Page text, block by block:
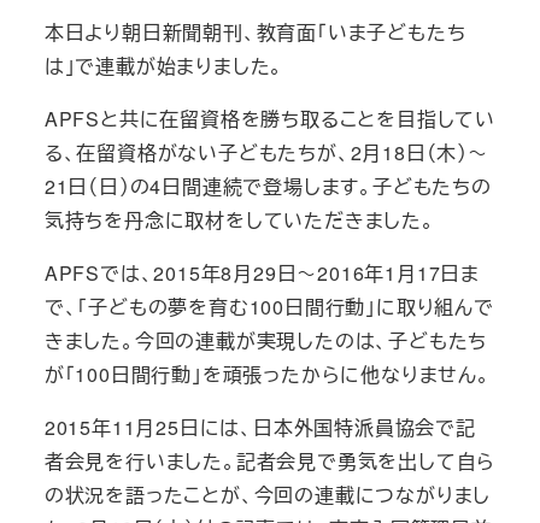
本日より朝日新聞朝刊、教育面「いま子どもたち
は」で連載が始まりました。
APFSと共に在留資格を勝ち取ることを目指してい
る、在留資格がない子どもたちが、2月18日（木）～
21日（日）の4日間連続で登場します。子どもたちの
気持ちを丹念に取材をしていただきました。
APFSでは、2015年8月29日～2016年1月17日ま
で、「子どもの夢を育む100日間行動」に取り組んで
きました。今回の連載が実現したのは、子どもたち
が「100日間行動」を頑張ったからに他なりません。
2015年11月25日には、日本外国特派員協会で記
者会見を行いました。記者会見で勇気を出して自ら
の状況を語ったことが、今回の連載につながりまし